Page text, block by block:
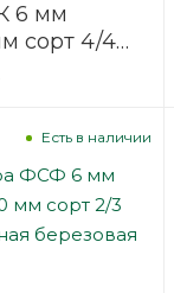
6 мм
сорт 4/4
Есть в наличии